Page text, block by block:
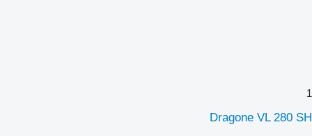
1
Dragone VL 280 SH